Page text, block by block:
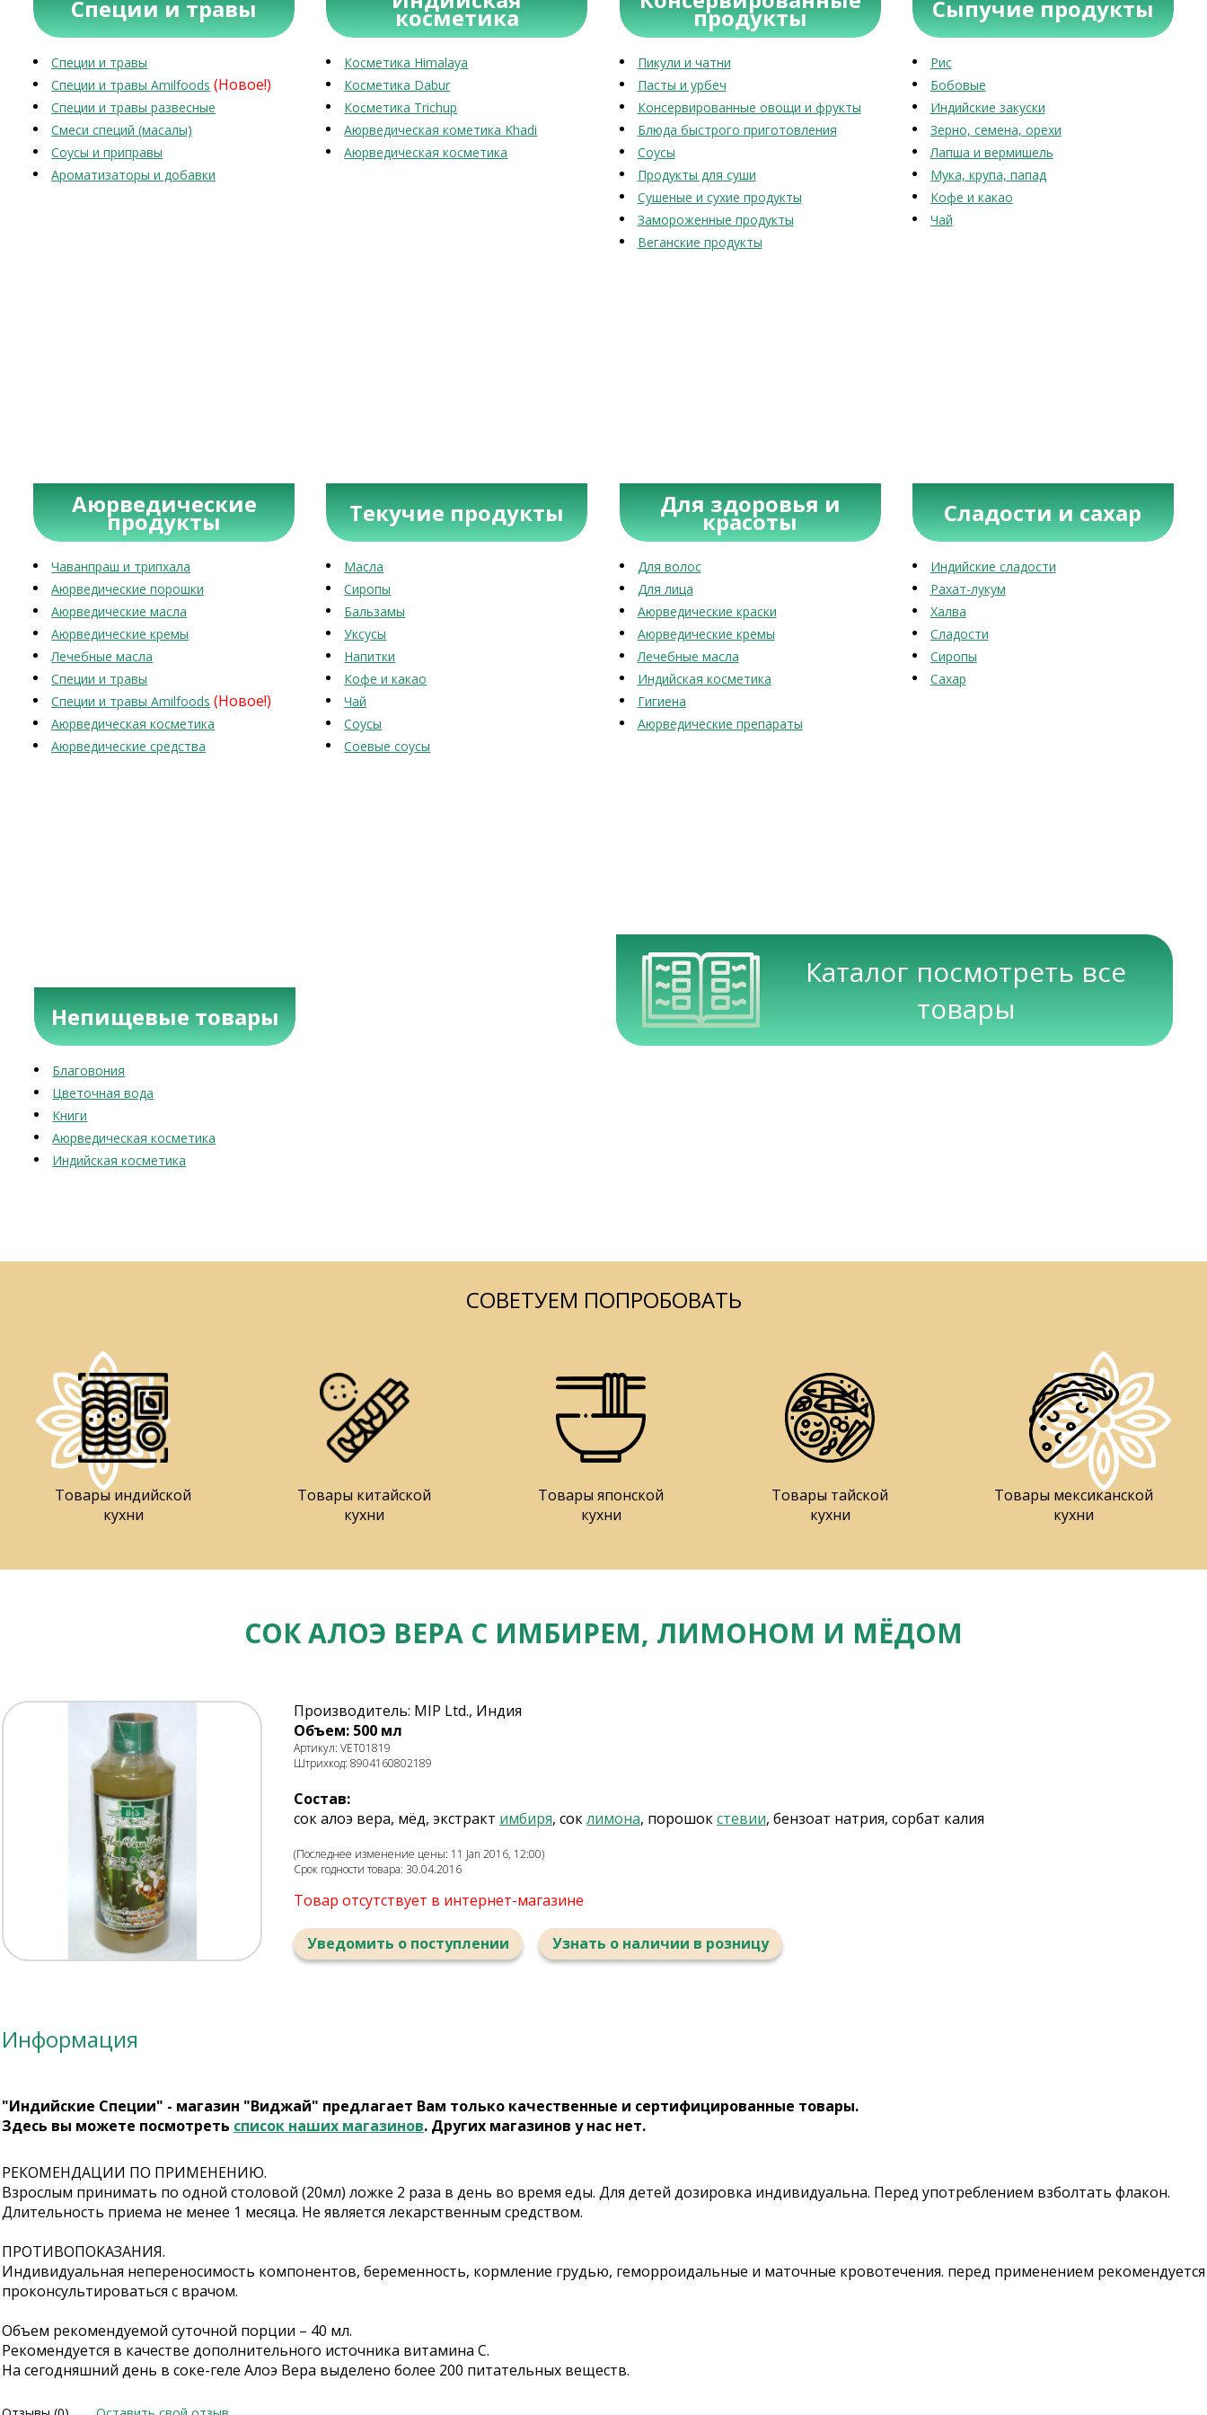
Специи и травы
Специи и травы
Специи и травы Amilfoods (Новое!)
Специи и травы развесные
Смеси специй (масалы)
Соусы и приправы
Ароматизаторы и добавки
косметика
Косметика Himalaya
Косметика Dabur
Косметика Trichup
Аюрведическая кометика Khadi
Аюрведическая косметика
продукты
Пикули и чатни
Пасты и урбеч
Консервированные овощи и фрукты
Блюда быстрого приготовления
Соусы
Продукты для суши
Сушеные и сухие продукты
Замороженные продукты
Веганские продукты
Сыпучие продукты
Рис
Бобовые
Индийские закуски
Зерно, семена, орехи
Лапша и вермишель
Мука, крупа, папад
Кофе и какао
Чай
Аюрведические
продукты
Чаванпраш и трипхала
Аюрведические порошки
Аюрведические масла
Аюрведические кремы
Лечебные масла
Специи и травы
Специи и травы Amilfoods (Новое!)
Аюрведическая косметика
Аюрведические средства
Текучие продукты
Масла
Сиропы
Бальзамы
Уксусы
Напитки
Кофе и какао
Чай
Соусы
Соевые соусы
Для здоровья и
красоты
Для волос
Для лица
Аюрведические краски
Аюрведические кремы
Лечебные масла
Индийская косметика
Гигиена
Аюрведические препараты
Сладости и сахар
Индийские сладости
Рахат-лукум
Халва
Сладости
Сиропы
Сахар
Непищевые товары
Благовония
Цветочная вода
Книги
Аюрведическая косметика
Индийская косметика
Каталог посмотреть все
товары
СОВЕТУЕМ ПОПРОБОВАТЬ
Товары индийской
кухни
Товары китайской
кухни
Товары японской
кухни
Товары тайской
кухни
Товары мексиканской
кухни
СОК АЛОЭ ВЕРА С ИМБИРЕМ, ЛИМОНОМ И МЁДОМ
Производитель: MIP Ltd., Индия
Объем: 500 мл
Артикул: VET01819
Штрихкод: 8904160802189
Состав:
сок алоэ вера, мёд, экстракт имбиря, соклимона, порошокстевии, бензоат натрия, сорбат калия
(Последнее изменение цены: 11 Jan 2016, 12:00)
Срок годности товара: 30.04.2016
Товар отсутствует в интернет-магазине
Уведомить о поступлении Узнать о наличии в розницу
Информация
"Индийские Специи" - магазин "Виджай" предлагает Вам только качественные и сертифицированные товары.
Здесь вы можете посмотреть список наших магазинов. Других магазинов у нас нет.
РЕКОМЕНДАЦИИ ПО ПРИМЕНЕНИЮ.
Взрослым принимать по одной столовой (20мл) ложке 2 раза в день во время еды. Для детей дозировка индивидуальна. Перед употреблением взболтать флакон.
Длительность приема не менее 1 месяца. Не является лекарственным средством.
ПРОТИВОПОКАЗАНИЯ.
Индивидуальная непереносимость компонентов, беременность, кормление грудью, геморроидальные и маточные кровотечения. перед применением рекомендуется
проконсультироваться с врачом.
Объем рекомендуемой суточной порции – 40 мл.
Рекомендуется в качестве дополнительного источника витамина C.
На сегодняшний день в соке-геле Алоэ Вера выделено более 200 питательных веществ.